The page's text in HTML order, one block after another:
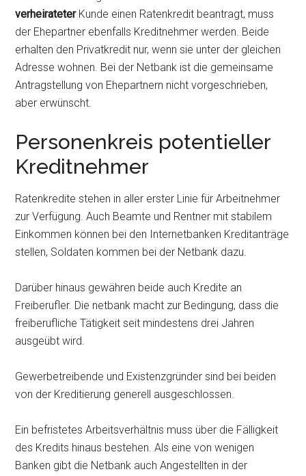
verheirateterKunde einen Ratenkredit beantragt, muss
der Ehepartner ebenfalls Kreditnehmer werden. Beide
erhalten den Privatkredit nur, wenn sie unter der gleichen
Adresse wohnen. Bei der Netbank ist die gemeinsame
Antragstellung von Ehepartnern nicht vorgeschrieben,
aber erwünscht.
Personenkreis potentieller
Kreditnehmer
Ratenkredite stehen in aller erster Linie für Arbeitnehmer
zur Verfügung. Auch Beamte und Rentner mit stabilem
Einkommen können bei den Internetbanken Kreditanträge
stellen, Soldaten kommen bei der Netbank dazu.
Darüber hinaus gewähren beide auch Kredite an
Freiberufler. Die netbank macht zur Bedingung, dass die
freiberufliche Tätigkeit seit mindestens drei Jahren
ausgeübt wird.
Gewerbetreibende und Existenzgründer sind bei beiden
von der Kreditierung generell ausgeschlossen.
Ein befristetes Arbeitsverhältnis muss über die Fälligkeit
des Kredits hinaus bestehen. Als eine von wenigen
Banken gibt die Netbank auch Angestellten in der